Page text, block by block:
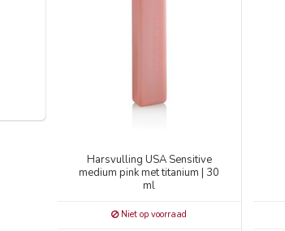
Harsvulling USA Sensitive
medium pink met titanium | 30
ml
Niet op voorraad